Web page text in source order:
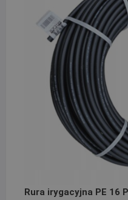
Rura irygacyjna PE 16